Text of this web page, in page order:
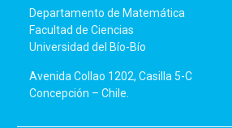
Departamento de Matemática
Facultad de Ciencias
Universidad del Bío-Bío
Avenida Collao 1202, Casilla 5-C
Concepción – Chile.